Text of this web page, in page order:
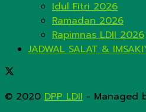
Idul Fitri 2026
Ramadan 2026
Rapimnas LDII 2026
JADWAL SALAT &
© 2020 DPP LDII - Managed